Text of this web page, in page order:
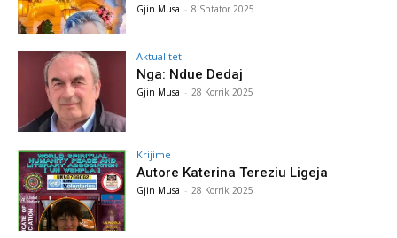
Gjin Musa - 8 Shtator 2025
Aktualitet
Nga: Ndue Dedaj
Gjin Musa - 28 Korrik 2025
Krijime
Autore Katerina Tereziu Ligeja
Gjin Musa - 28 Korrik 2025